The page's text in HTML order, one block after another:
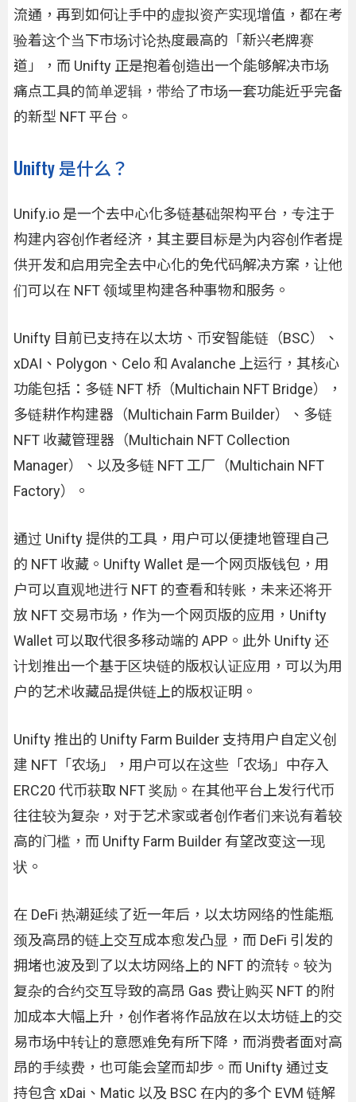
流通，再到如何让手中的虚拟资产实现增值，都在考
验着这个当下市场讨论热度最高的「新兴老牌赛
道」，而 Unifty 正是抱着创造出一个能够解决市场
痛点工具的简单逻辑，带给了市场一套功能近乎完备
的新型 NFT 平台。
Unifty 是什么？
Unify.io 是一个去中心化多链基础架构平台，专注于
构建内容创作者经济，其主要目标是为内容创作者提
供开发和启用完全去中心化的免代码解决方案，让他
们可以在 NFT 领域里构建各种事物和服务。
Unifty 目前已支持在以太坊、币安智能链（BSC）、
xDAI、Polygon、Celo 和 Avalanche 上运行，其核心
功能包括：多链 NFT 桥（Multichain NFT Bridge），
多链耕作构建器（Multichain Farm Builder）、多链
NFT 收藏管理器（Multichain NFT Collection
Manager）、以及多链 NFT 工厂（Multichain NFT
Factory）。
通过 Unifty 提供的工具，用户可以便捷地管理自己
的 NFT 收藏。Unifty Wallet 是一个网页版钱包，用
户可以直观地进行 NFT 的查看和转账，未来还将开
放 NFT 交易市场，作为一个网页版的应用，Unifty
Wallet 可以取代很多移动端的 APP。此外 Unifty 还
计划推出一个基于区块链的版权认证应用，可以为用
户的艺术收藏品提供链上的版权证明。
Unifty 推出的 Unifty Farm Builder 支持用户自定义创
建 NFT「农场」，用户可以在这些「农场」中存入
ERC20 代币获取 NFT 奖励。在其他平台上发行代币
往往较为复杂，对于艺术家或者创作者们来说有着较
高的门槛，而 Unifty Farm Builder 有望改变这一现
状。
在 DeFi 热潮延续了近一年后，以太坊网络的性能瓶
颈及高昂的链上交互成本愈发凸显，而 DeFi 引发的
拥堵也波及到了以太坊网络上的 NFT 的流转。较为
复杂的合约交互导致的高昂 Gas 费让购买 NFT 的附
加成本大幅上升，创作者将作品放在以太坊链上的交
易市场中转让的意愿难免有所下降，而消费者面对高
昂的手续费，也可能会望而却步。而 Unifty 通过支
持包含 xDai、Matic 以及 BSC 在内的多个 EVM 链解